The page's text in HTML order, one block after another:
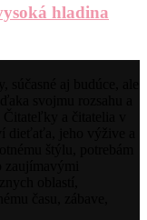
hladina